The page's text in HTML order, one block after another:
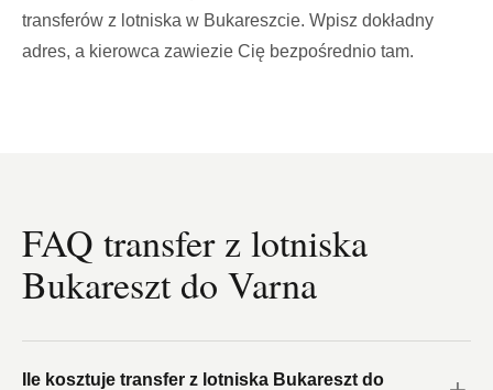
transferów z lotniska w Bukareszcie. Wpisz dokładny
adres, a kierowca zawiezie Cię bezpośrednio tam.
FAQ transfer z lotniska
Bukareszt do Varna
Ile kosztuje transfer z lotniska Bukareszt do